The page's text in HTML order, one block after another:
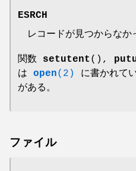
ESRCH
レコードが見つからなか
関数 setutent (),
は open(2)
に書かれて
がある。
ファイル